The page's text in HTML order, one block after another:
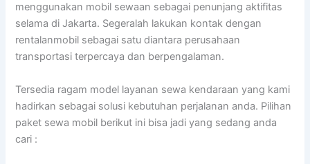
menggunakan mobil sewaan sebagai penunjang aktifitas
selama di Jakarta. Segeralah lakukan kontak dengan
rentalanmobil sebagai satu diantara perusahaan
transportasi terpercaya dan berpengalaman.
Tersedia ragam model layanan sewa kendaraan yang kami
hadirkan sebagai solusi kebutuhan perjalanan anda. Pilihan
paket sewa mobil berikut ini bisa jadi yang sedang anda
cari :